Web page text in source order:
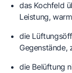
das Kochfeld
Leistung,
die
Gegenstände,
die Belüftung